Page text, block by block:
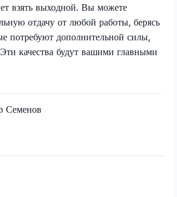
взять выходной. Вы можете
отдачу от любой работы, берясь
потребуют дополнительной силы,
качества будут вашими главными
Семенов